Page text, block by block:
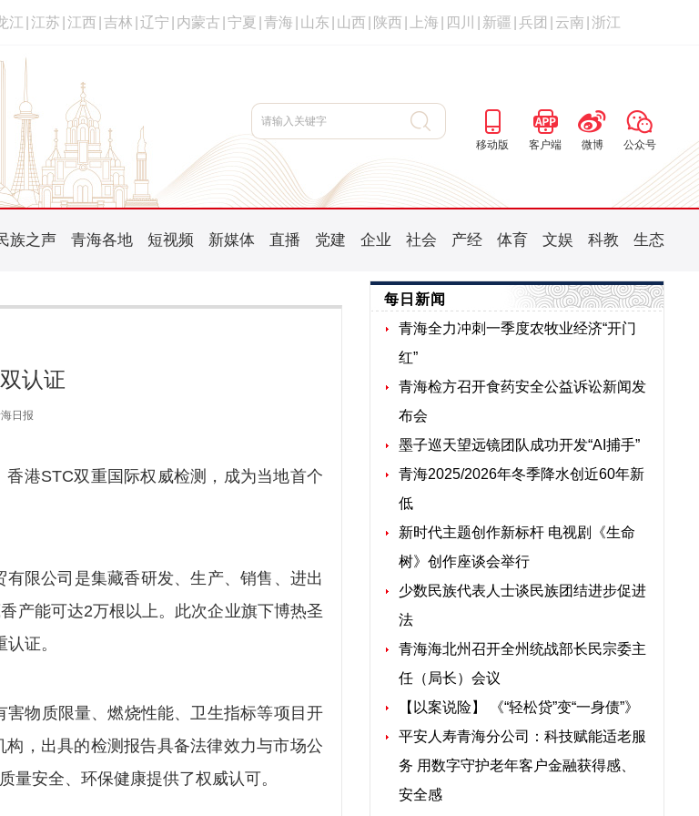
江 江苏 江西 吉林 辽宁 内蒙古 宁夏 青海 山东 山西 陕西 上海 四川 新疆 兵团 云南 浙江
移动版 客户端 微博 公众号
族之声 青海各地 短视频 新媒体 直播 党建 企业 社会 产经 体育 文娱 科教 生态
认证
日报
港STC双重国际权威检测，成为当地首个
限公司是集藏香研发、生产、销售、进出
产能可达2万根以上。此次企业旗下博热圣
证。
物质限量、燃烧性能、卫生指标等项目开
，出具的检测报告具备法律效力与市场公
量安全、环保健康提供了权威认可。
每日新闻
青海全力冲刺一季度农牧业经济“开门
红”
青海检方召开食药安全公益诉讼新闻发
布会
墨子巡天望远镜团队成功开发“AI捕手”
青海2025/2026年冬季降水创近60年新
低
新时代主题创作新标杆 电视剧《生命
树》创作座谈会举行
少数民族代表人士谈民族团结进步促进
法
青海海北州召开全州统战部长民宗委主
任（局长）会议
【以案说险】 《“轻松贷”变“一身债”》
平安人寿青海分公司：科技赋能适老服
务 用数字守护老年客户金融获得感、
安全感